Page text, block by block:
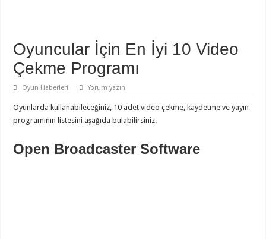
Oyuncular İçin En İyi 10 Video
Çekme Programı
Oyun Haberleri Yorum yazın
Oyunlarda kullanabileceğiniz, 10 adet video çekme, kaydetme ve yayın
programının listesini aşağıda bulabilirsiniz.
Open Broadcaster Software